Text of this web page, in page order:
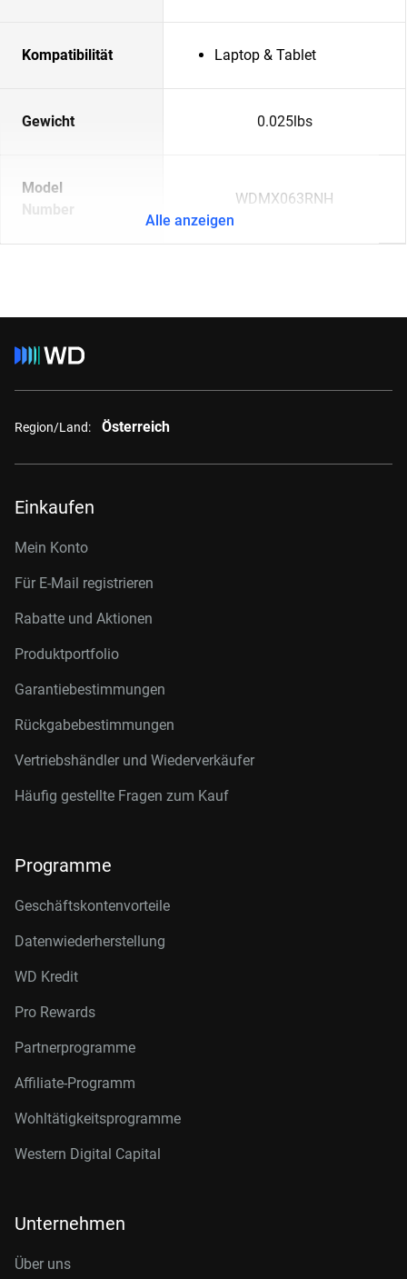
Kompatibilität Laptop & Tablet
Gewicht 0.025lbs
Model
Number
WDMX063RNH
Alle anzeigen
Region/Land: Österreich
Einkaufen
Mein Konto
Für E-Mail registrieren
Rabatte und Aktionen
Produktportfolio
Garantiebestimmungen
Rückgabebestimmungen
Vertriebshändler und Wiederverkäufer
Häufig gestellte Fragen zum Kauf
Programme
Geschäftskontenvorteile
Datenwiederherstellung
WD Kredit
Pro Rewards
Partnerprogramme
Affiliate-Programm
Wohltätigkeitsprogramme
Western Digital Capital
Unternehmen
Über uns